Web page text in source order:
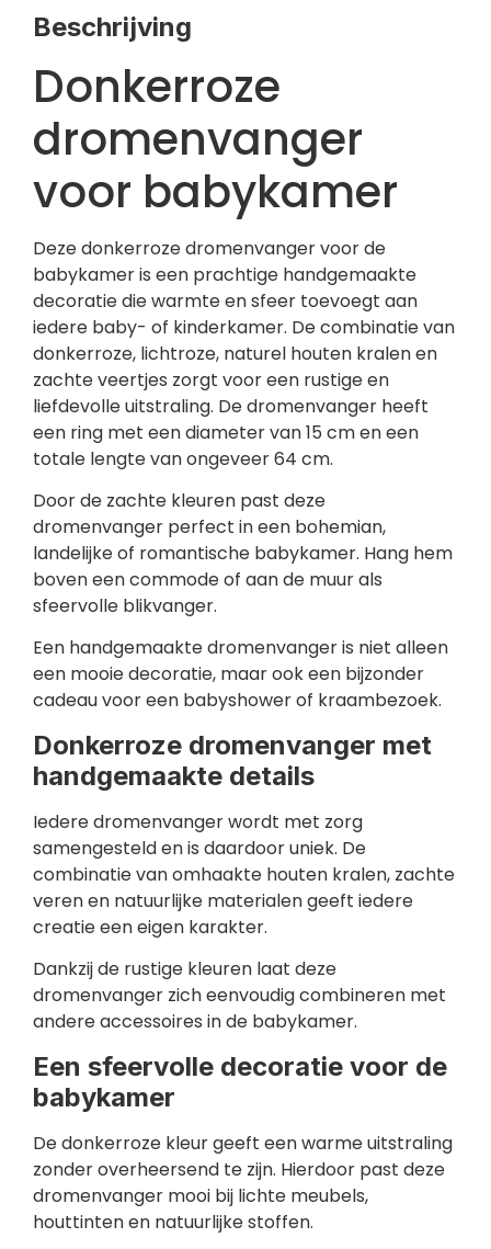
Beschrijving
Donkerroze
dromenvanger
voor babykamer
Deze donkerroze dromenvanger voor de
babykamer is een prachtige handgemaakte
decoratie die warmte en sfeer toevoegt aan
iedere baby- of kinderkamer. De combinatie van
donkerroze, lichtroze, naturel houten kralen en
zachte veertjes zorgt voor een rustige en
liefdevolle uitstraling. De dromenvanger heeft
een ring met een diameter van 15 cm en een
totale lengte van ongeveer 64 cm.
Door de zachte kleuren past deze
dromenvanger perfect in een bohemian,
landelijke of romantische babykamer. Hang hem
boven een commode of aan de muur als
sfeervolle blikvanger.
Een handgemaakte dromenvanger is niet alleen
een mooie decoratie, maar ook een bijzonder
cadeau voor een babyshower of kraambezoek.
Donkerroze dromenvanger met
handgemaakte details
Iedere dromenvanger wordt met zorg
samengesteld en is daardoor uniek. De
combinatie van omhaakte houten kralen, zachte
veren en natuurlijke materialen geeft iedere
creatie een eigen karakter.
Dankzij de rustige kleuren laat deze
dromenvanger zich eenvoudig combineren met
andere accessoires in de babykamer.
Een sfeervolle decoratie voor de
babykamer
De donkerroze kleur geeft een warme uitstraling
zonder overheersend te zijn. Hierdoor past deze
dromenvanger mooi bij lichte meubels,
houttinten en natuurlijke stoffen.